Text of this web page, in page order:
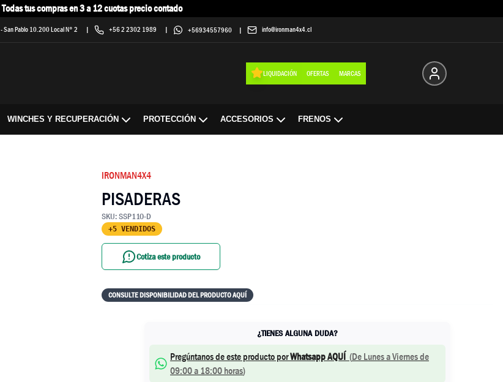
Todas tus compras en 3 a 12 cuotas precio contado
-San Pablo 10.200 Local N° 2 | +56 2 2302 1989 | +56934557960 | info@ironman4x4.cl
LIQUIDACIÓN OFERTAS MARCAS
WINCHES Y RECUPERACIÓN PROTECCIÓN ACCESORIOS FRENOS
IRONMAN4X4
PISADERAS
SKU:SSP110-D
+5 VENDIDOS
Cotiza este producto
CONSULTE DISPONIBILIDAD DEL PRODUCTO AQUÍ
¿TIENES ALGUNA DUDA?
Pregúntanos de este producto porWhatsapp AQUÍ (De Lunes a Viernes de
09:00 a 18:00 horas)